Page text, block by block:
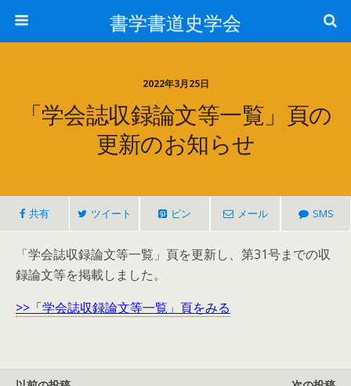
書学書道史学会
2022年3月25日
「学会誌収録論文等一覧」頁の
更新のお知らせ
共有 ツイート ピン メール SMS
「学会誌収録論文等一覧」頁を更新し、第31号までの収
録論文等を掲載しました。
>>「学会誌収録論文等一覧」頁をみる